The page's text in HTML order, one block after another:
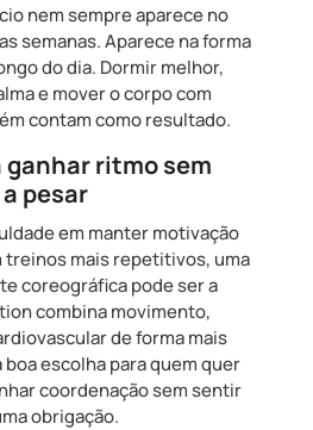
nem sempre aparece no
semanas. Aparece na forma
do dia. Dormir melhor,
e mover o corpo com
contam como resultado.
ritmo sem
pesar
em manter motivação
treinos mais repetitivos, uma
coreográfica pode ser a
combina movimento,
de forma mais
escolha para quem quer
coordenação sem sentir
obrigação.